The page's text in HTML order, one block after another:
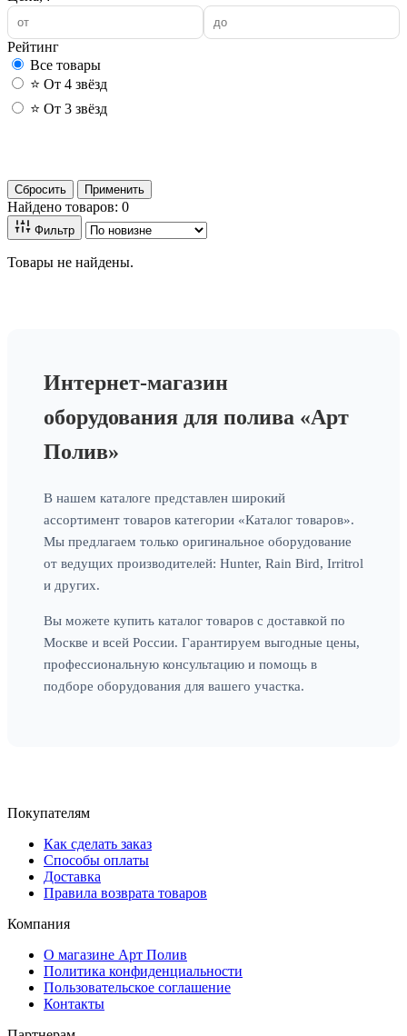
Рейтинг
Все товары
⭐ От 4 звёзд
⭐ От 3 звёзд
Сбросить
Применить
Найдено товаров: 0
Фильтр
Товары не найдены.
Интернет-магазин
оборудования для полива «Арт
Полив»
В нашем каталоге представлен широкий
ассортимент товаров категории «Каталог товаров».
Мы предлагаем только оригинальное оборудование
от ведущих производителей: Hunter, Rain Bird, Irritrol
и других.
Вы можете купить каталог товаров с доставкой по
Москве и всей России. Гарантируем выгодные цены,
профессиональную консультацию и помощь в
подборе оборудования для вашего участка.
Покупателям
Как сделать заказ
Способы оплаты
Доставка
Правила возврата товаров
Компания
О магазине Арт Полив
Политика конфиденциальности
Пользовательское соглашение
Контакты